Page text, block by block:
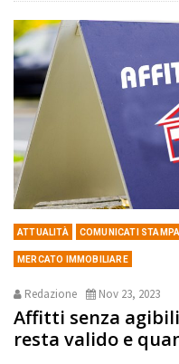
ATTUALITÀ COMUNICATI STAMPA
MERCATO IMMOBILIARE
Redazione Nov 23, 2023
Affitti senza
resta valido e